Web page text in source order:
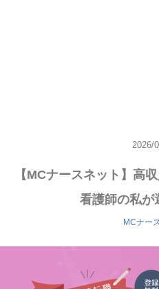
2026/
【MCナースネット】高
看護師の私が
MCナー